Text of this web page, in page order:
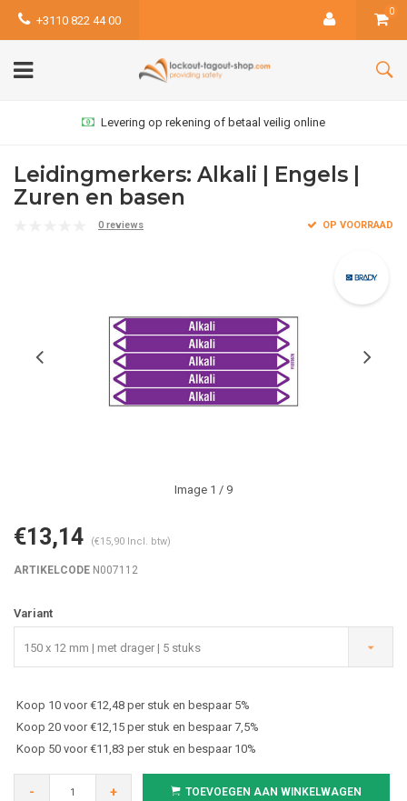
+3110 822 44 00
0
Levering op rekening of betaal veilig online
Leidingmerkers: Alkali | Engels |
Zuren en basen
0 reviews OP VOORRAAD
Image 1 / 9
€13,14 (€15,90 Incl. btw)
ARTIKELCODE N007112
Variant
150 x 12 mm | met drager | 5 stuks
Koop 10 voor €12,48 per stuk en bespaar 5%
Koop 20 voor €12,15 per stuk en bespaar 7,5%
Koop 50 voor €11,83 per stuk en bespaar 10%
- + TOEVOEGEN AAN WINKELWAGEN